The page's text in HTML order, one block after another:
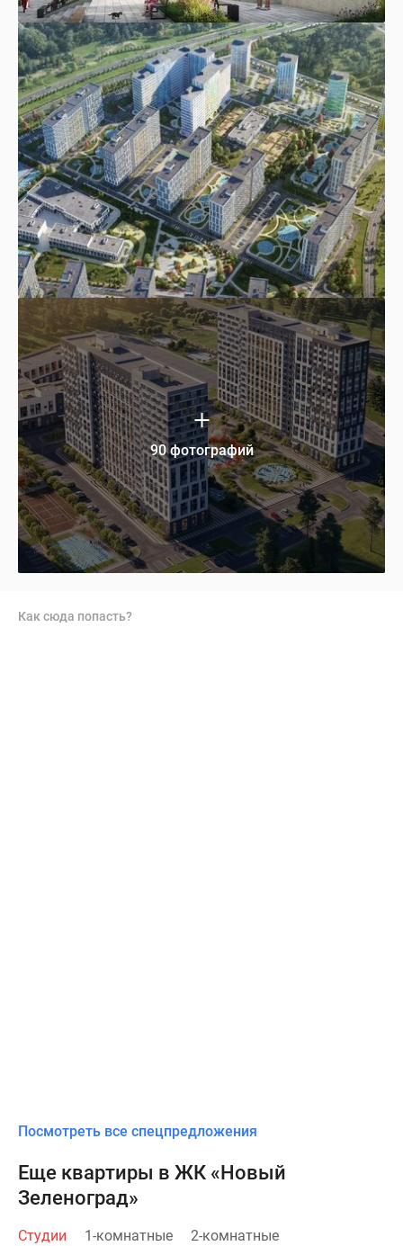
90 фотографий
Как сюда попасть?
Посмотреть все спецпредложения
Еще квартиры в ЖК «Новый
Зеленоград»
Студии 1-комнатные 2-комнатные